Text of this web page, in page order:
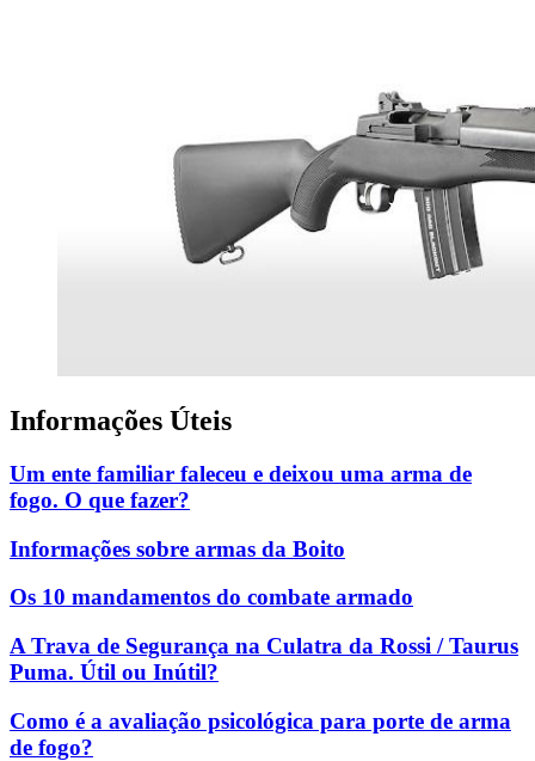
Informações Úteis
Um ente familiar faleceu e deixou uma arma de
fogo. O que fazer?
Informações sobre armas da Boito
Os 10 mandamentos do combate armado
A Trava de Segurança na Culatra da Rossi / Taurus
Puma. Útil ou Inútil?
Como é a avaliação psicológica para porte de arma
de fogo?